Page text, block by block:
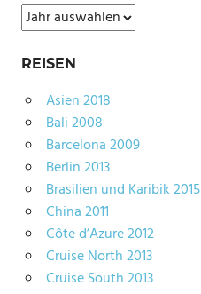
Archiv
REISEN
Asien 2018
Bali 2008
Barcelona 2009
Berlin 2013
Brasilien und Karibik 2015
China 2011
Côte d’Azure 2012
Cruise North 2013
Cruise South 2013